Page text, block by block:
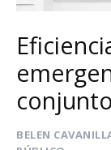
BELEN